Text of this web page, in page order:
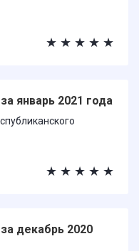
★ ★ ★ ★ ★
январь 2021 года
★ ★ ★ ★ ★
декабрь 2020